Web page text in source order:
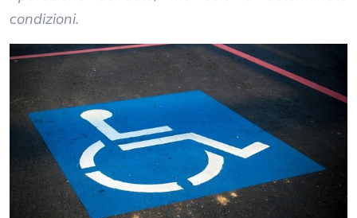
condizioni.